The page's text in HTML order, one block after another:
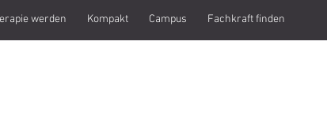
werden Kompakt Campus Fachkraft finden